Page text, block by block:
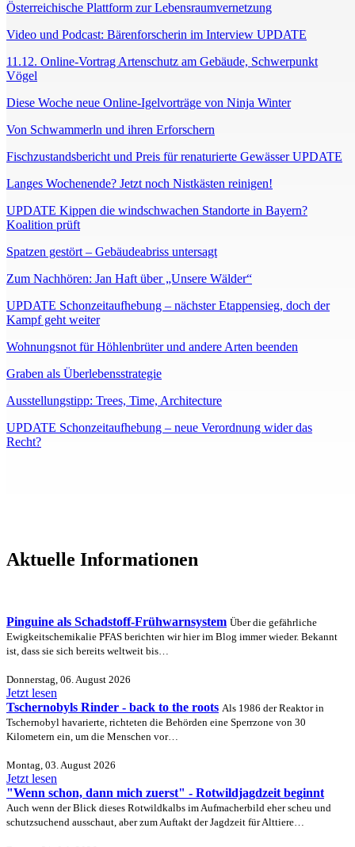
Österreichische Plattform zur Lebensraumvernetzung
Video und Podcast: Bärenforscherin im Interview UPDATE
11.12. Online-Vortrag Artenschutz am Gebäude, Schwerpunkt
Vögel
Diese Woche neue Online-Igelvorträge von Ninja Winter
Von Schwammerln und ihren Erforschern
Fischzustandsbericht und Preis für renaturierte Gewässer UPDATE
Langes Wochenende? Jetzt noch Nistkästen reinigen!
UPDATE Kippen die windschwachen Standorte in Bayern?
Koalition prüft
Spatzen gestört – Gebäudeabriss untersagt
Zum Nachhören: Jan Haft über „Unsere Wälder“
UPDATE Schonzeitaufhebung – nächster Etappensieg, doch der
Kampf geht weiter
Wohnungsnot für Höhlenbrüter und andere Arten beenden
Graben als Überlebensstrategie
Ausstellungstipp: Trees, Time, Architecture
UPDATE Schonzeitaufhebung – neue Verordnung wider das
Recht?
Aktuelle Informationen
Pinguine als Schadstoff-Frühwarnsystem Über die gefährliche
Ewigkeitschemikalie PFAS berichten wir hier im Blog immer wieder. Bekannt
ist, dass sie sich bereits weltweit bis…
Donnerstag, 06. August 2026
Jetzt lesen
Tschernobyls Rinder - back to the roots Als 1986 der Reaktor in
Tschernobyl havarierte, richteten die Behörden eine Sperrzone von 30
Kilometern ein, um die Menschen vor…
Montag, 03. August 2026
Jetzt lesen
"Wenn schon, dann mich zuerst" - Rotwildjagdzeit beginnt
Auch wenn der Blick dieses Rotwildkalbs im Aufmacherbild eher scheu und
schutzsuchend ausschaut, aber zum Auftakt der Jagdzeit für Alttiere…